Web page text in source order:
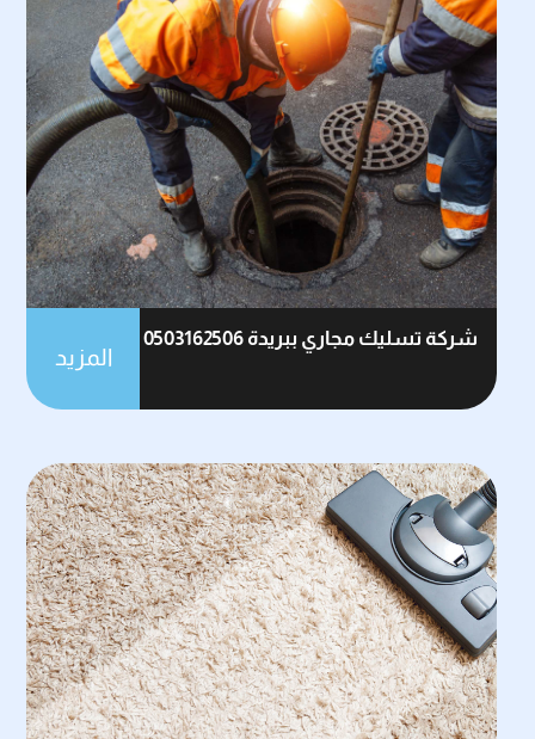
شركة تسليك مجاري ببريدة 0503162506
المزيد